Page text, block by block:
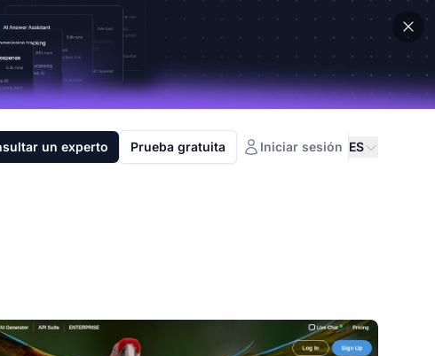
un experto Prueba gratuita Iniciar sesión ES